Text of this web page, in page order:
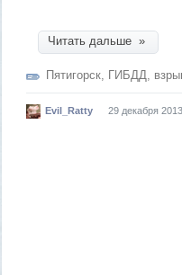
Читать дальше »
Пятигорск, ГИБДД,
Evil_Ratty 29 декабря